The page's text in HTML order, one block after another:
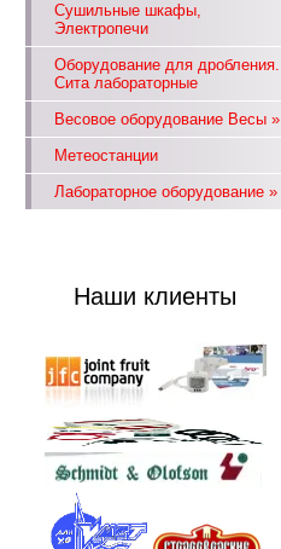
Сушильные шкафы,
Электропечи
Оборудование для дробления.
Сита лабораторные
Весовое оборудование Весы»
Метеостанции
Лабораторное оборудование»
Наши клиенты